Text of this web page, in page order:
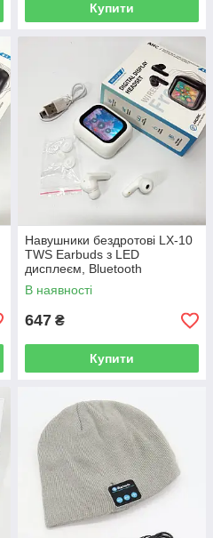
Купити
Навушники бездротові LX-10
TWS Earbuds з LED
дисплеєм, Bluetooth
гарнітури, Вакуумні
навушники. Колір: білий
В наявності
647 ₴
Купити